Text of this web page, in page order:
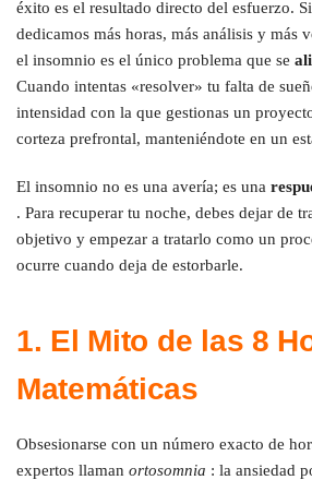
éxito es el resultado directo del esfuerzo.
dedicamos más horas, más análisis y más
el insomnio es el único problema que se
Cuando intentas «resolver» tu falta de
intensidad con la que gestionas un
corteza prefrontal, manteniéndote en un
El insomnio no es una avería; es una
. Para recuperar tu noche, debes dejar de
objetivo y empezar a tratarlo como un
ocurre cuando deja de estorbarle.
1. El Mito de las 8
Matemáticas
Obsesionarse con un número exacto de
expertos llaman ortosomnia : la ansiedad